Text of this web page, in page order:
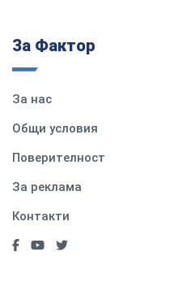
За Фактор
За нас
Общи условия
Поверителност
За реклама
Контакти